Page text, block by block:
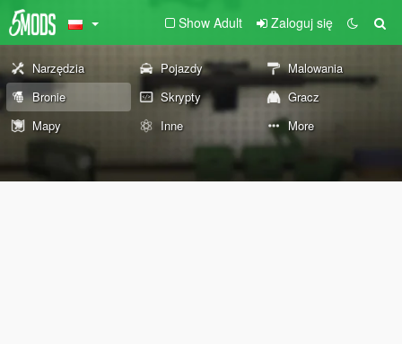
Show Adult Zaloguj się
Narzędzia Pojazdy
Malowania
Bronie
Skrypty
Gracz
Mapy
Inne More